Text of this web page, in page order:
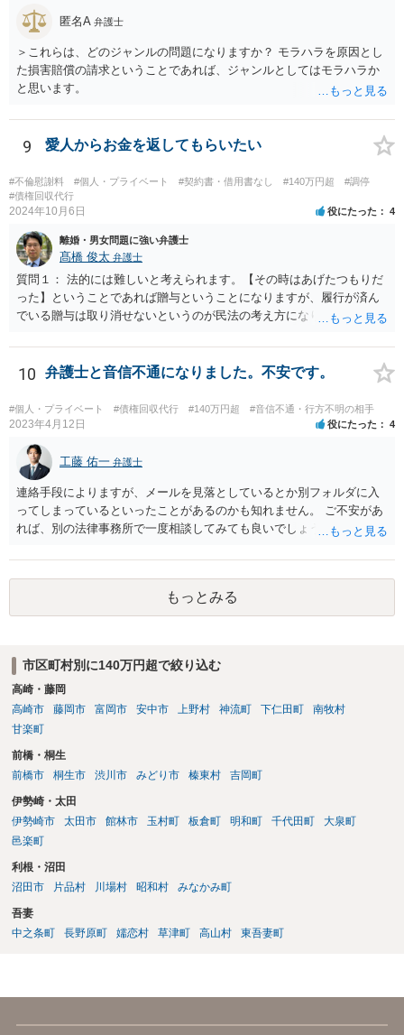
くて、一般社会の中のルールに基づいて、「約束（契約）したことを
守らない場合には、法的措置を講じる」という当たり前の対応を取る
べきであろうかと思います。もちろん、現実的に一括で返済出来る状
況ではないのかもしれませんが、分割でもきちんと返済をさせる合意
を取り付けるべきです。訴訟を提起した上で、「裁判上の和解」（分
割での返済）をすれば、その返済を怠った場合には強制執行（国の力
で強制的に相手方から財産を取り上げて、そこから回収する）という
ことができます。まずは、弁護士に相談をすることから初めて頂いた
方が良いかと思います。
匿名A 弁護士
＞これらは、どのジャンルの問題になりますか？ モラハラを原因とし
た損害賠償の請求ということであれば、ジャンルとしてはモラハラか
と思います。
9 愛人からお金を返してもらいたい
#不倫慰謝料 #個人・プライベート #契約書・借用書なし #140万円超
#調停
#債権回収代行
2024年10月6日 役にたった 4
離婚・男女問題に強い弁護士
髙橋 俊太 弁護士
質問１： 法的には難しいと考えられます。【その時はあげたつもりだ
った】ということであれば贈与ということになりますが、履行が済ん
でいる贈与は取り消せないというのが民法の考え方になります。（な
あった場合に意味が生じる議論だと思われます。） 質問２： 調停申立
てをすること自体は可能ですが、相手方が調停に出席して話し合いに
３： 仮に裁判になったとしても、口論中の発言で合意成立が認定され
ることは考え難いと思われます。
10 弁護士と音信不通になりました。不安です。
#個人・プライベート #債権回収代行 #140万円超 #音信不通・行方不明の相手
2023年4月12日 役にたった 4
工藤 佑一 弁護士
連絡手段によりますが、メールを見落としているとか別フォルダに入
ってしまっているといったことがあるのかも知れません。 ご不安があ
れば、別の法律事務所で一度相談してみても良いでしょう。
もっとみる
市区町村別に140万円超で絞り込む
高崎・藤岡
高崎市
藤岡市 富岡市 安中市 上野村 神流町 下仁田町
南牧村
甘楽町
前橋・桐生
前橋市
桐生市 渋川市 みどり市 榛東村 吉岡町
伊勢崎・太田
伊勢崎市
太田市 館林市 玉村町 板倉町 明和町 千代田町
大泉町
邑楽町
利根・沼田
沼田市
片品村 川場村 昭和村 みなかみ町
吾妻
中之条町
長野原町 嬬恋村 草津町 高山村 東吾妻町